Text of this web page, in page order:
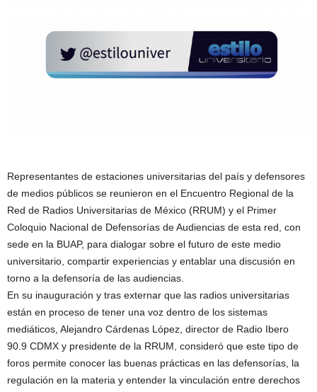
Representantes de estaciones universitarias del país y defensores
de medios públicos se reunieron en el Encuentro Regional de la
Red de Radios Universitarias de México (RRUM) y el Primer
Coloquio Nacional de Defensorías de Audiencias de esta red, con
sede en la BUAP, para dialogar sobre el futuro de este medio
universitario, compartir experiencias y entablar una discusión en
torno a la defensoría de las audiencias.
En su inauguración y tras externar que las radios universitarias
están en proceso de tener una voz dentro de los sistemas
mediáticos, Alejandro Cárdenas López, director de Radio Ibero
90.9 CDMX y presidente de la RRUM, consideró que este tipo de
foros permite conocer las buenas prácticas en las defensorías, la
regulación en la materia y entender la vinculación entre derechos